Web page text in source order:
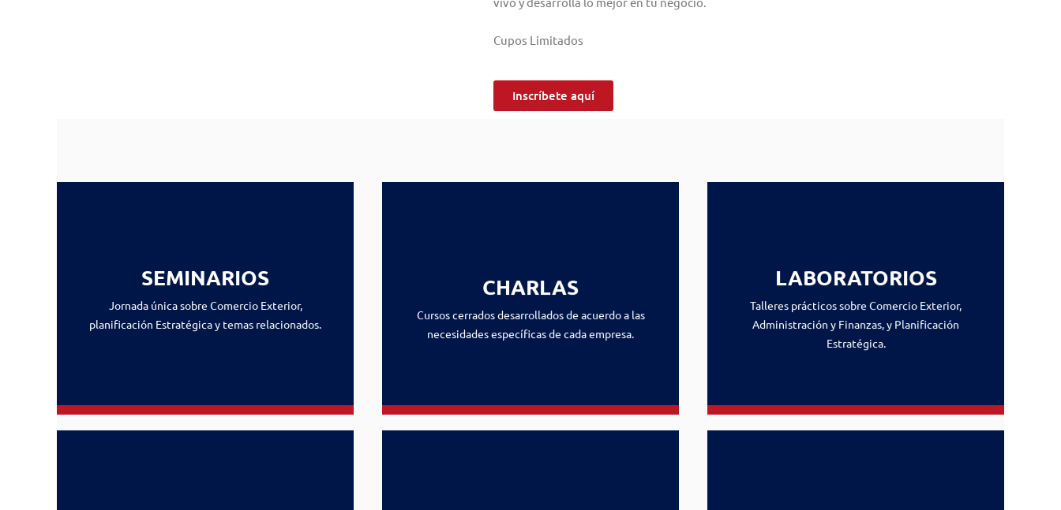
Cupos Limitados
Inscríbete aquí
SEMINARIOS
Jornada única sobre Comercio Exterior,
planificación Estratégica y temas relacionados.
CHARLAS
Cursos cerrados desarrollados de acuerdo a las
necesidades específicas de cada empresa.
LABORATORIOS
Talleres prácticos sobre Comercio Exterior,
Administración y Finanzas, y Planificación
Estratégica.